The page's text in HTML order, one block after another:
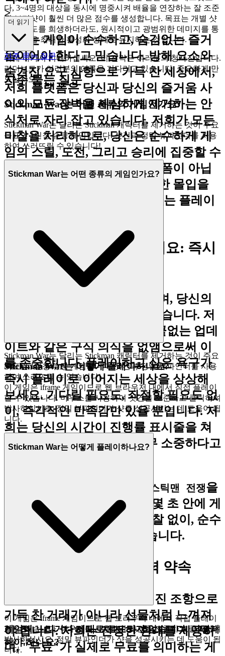
다, 3~4명의 대상을 동시에 명중시켜 배율을 연장하는 잘 조준
된 보디샷이 훨씬 더 많은 점수를 생성합니다. 목표는 개별 샷
의 정밀도를 희생하더라도, 원시적이고 광범위한 데미지를 통
해 배율을 최대한 활성화 상태로 유지하는 것입니다.
이제 나가서 지배하십시오. 이 전략은 여러분의 청사진입니다.
리더보드가 여러분의 이름을 기다리고 있습니다. 중요하게 만
드십시오.
>
저희는 게임이 순수하고, 숨김없는 즐거
움이어야 한다고 믿습니다. 방해 요소와
숨겨진 요구 사항으로 가득 찬 세상에서,
저희 플랫폼은 당신과 당신의 즐거움 사
이의 모든 장벽을 세심하게 제거하는 안
식처로 자리 잡고 있습니다. 저희가 모든
마찰을 처리하므로, 당신은 순수하게 게
임의 스릴, 도전, 그리고 승리에 집중할 수
있습니다. 이것은 단순한 플랫폼이 아닙
니다. 신뢰, 존중, 그리고 원활한 몰입을
기반으로 구축된, 비교할 수 없는 플레이
1. 당신의 시간을 되찾으세요: 즉시
플레이의 즐거움
현대 생활은 소용돌이와 같으며, 당신의
소중한 자유 시간은 보물과 같습니다. 저
희는 다운로드, 설치, 그리고 끝없는 업데
이트와 같은 구식 의식을 없앰으로써 이
를 존중합니다. 플레이하고 싶은 욕구가
즉시 플레이로 이어지는 세상을 상상해
보세요. 기다릴 필요도, 좌절할 필요도 없
이, 즉각적인 만족감만 있을 뿐입니다. 저
희는 당신의 시간이 진행률 표시줄을 쳐
다보는 데 낭비되기에는 너무 소중하다고
스틱맨 전쟁을
플레이하고 싶을 때, 당신은 몇 초 안에 게
임에 접속할 수 있습니다. 마찰 없이, 순수
하고 즉각적인 즐거움만 있습니다.
2. 정직한 재미: 제로 압력 약속
진정한 엔터테인먼트는 숨겨진 조항으로
가득 찬 거래가 아니라 선물처럼 느껴져
야 합니다. 저희는 진정한 환대를 제공하
며, "무료"가 실제로 무료를 의미하는 게
더 읽기
자주 묻는 질문
자주 묻는 질문
Stickman War는 어떤 종류의 게임인가요?
Stickman War는 달리는 Stickman 캐릭터를 제거하는 것이 주요
목표인 1인칭 슈팅 게임입니다. 샷건과 정밀 뷰파인더를 사용
하여 쓰러뜨릴 수 있습니다!
Stickman War는 어떤 종류의 게임인가요?
Stickman War는 달리는 Stickman 캐릭터를 제거하는 것이 주요
목표인 1인칭 슈팅 게임입니다. 샷건과 정밀 뷰파인더를 사용
하여 쓰러뜨릴 수 있습니다!
Stickman War는 어떻게 플레이하나요?
이 게임은 iframe 게임이므로 웹 브라우저 내에서 직접 플레이
할 수 있습니다. 마우스를 사용하여 샷건을 조준하고 클릭하여
발사하십시오. 정밀 뷰파인더가 샷을 성공시키는 데 도움이 됩
니다.
Stickman War는 어떻게 플레이하나요?
이 게임은 iframe 게임이므로 웹 브라우저 내에서 직접 플레이
할 수 있습니다. 마우스를 사용하여 샷건을 조준하고 클릭하여
발사하십시오. 정밀 뷰파인더가 샷을 성공시키는 데 도움이 됩
니다.
게임이 느리거나 제대로 로드되지 않습니다. 어떻게
해야 하나요?